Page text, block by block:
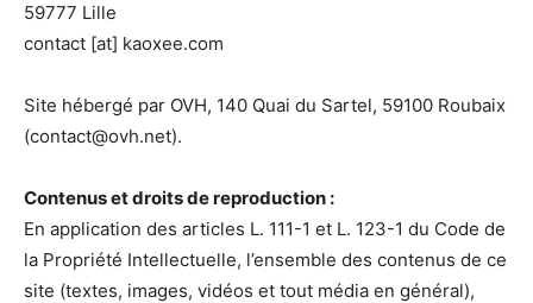
59777 Lille
contact [at] kaoxee.com
Site hébergé par OVH, 140 Quai du Sartel, 59100 Roubaix
(contact@ovh.net).
Contenus et droits de reproduction :
En application des articles L. 111-1 et L. 123-1 du Code de
la Propriété Intellectuelle, l’ensemble des contenus de ce
site (textes, images, vidéos et tout média en général),